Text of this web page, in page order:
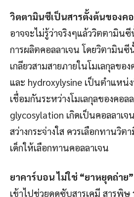
วิตตามินซีเป็นสารตั้งต้นของคอ
อาจจะไม่รู้ว่าจริงๆแล้ววิตตามิน
การผลิตคอลลาเจน โดยวิตามิน
เกลียวสามสายภายในโมเลกุลขอ
และ hydroxylysine เป็นตำแหน่
เชื่อมกันระหว่างโมเลกุลของคอล
glycosylation เกิดเป็นคอลลาเ
สว่างกระจ่างใส ควรเลือกทานวิ
เด็กให้เลือกทานคอลลาเจน
ยาคาร์บอน ไม่ใช่ “ยาหยุดถ่าย”
เข้าไปช่วยดูดซับสารเคมี สารพิษ